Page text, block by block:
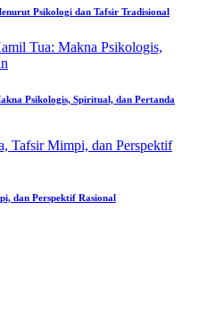
Psikologi dan Tafsir Tradisional
Psikologis, Spiritual, dan Pertanda
dan Perspektif Rasional